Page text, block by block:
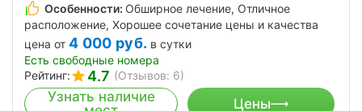
Особенности: Обширное лечение, Отличное
расположение, Хорошее сочетание цены и качества
цена от 4 000 руб. в сутки
Есть свободные номера
Рейтинг:
4.7 (Отзывов: 6)
Узнать наличие
Цены